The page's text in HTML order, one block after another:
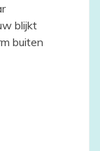
blijkt
buiten